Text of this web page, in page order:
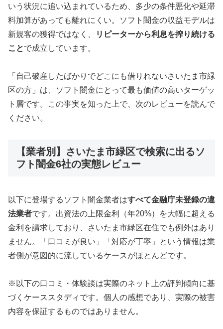
いう状況に追い込まれているため、多少の条件悪化や延滞
料加算があっても離れにくい。ソフト闇金の収益モデルは
新規客の獲得ではなく、
リピーターから利息を搾り続ける
ことで成立しています。
「自己破産したばかりでどこにも借りれないさいたま市緑
区の方」は、ソフト闇金にとって最も価値の高いターゲッ
ト層です。この事実を知った上で、次のレビューを読んで
ください。
【業者別】さいたま市緑区で検索に出るソ
フト闇金6社の実態レビュー
以下に登場するソフト闇金業者はすべて金融庁未登録の違
法業者です。出資法の上限金利（年20%）を大幅に超える
金利を請求しており、さいたま市緑区在住でも例外はあり
ません。「口コミが良い」「対応が丁寧」という情報は業
者側が意図的に流しているケースがほとんどです。
※以下の口コミ・体験談は実際のネット上の評判傾向に基
づくケーススタディです。個人の感想であり、実際の被害
内容を保証するものではありません。